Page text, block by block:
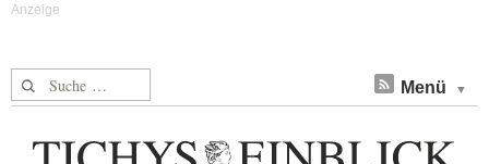
Suche nach: Menü